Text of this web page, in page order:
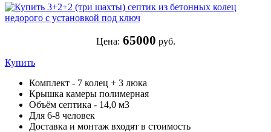
Цена: 65000 руб.
Купить
Комплект - 7 колец + 3 люка
Крышка камеры полимерная
Объём септика - 14,0 м3
Для 6-8 человек
Доставка и монтаж входят в стоимость